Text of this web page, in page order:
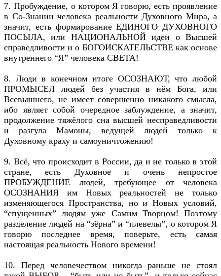
7. Пробуждение, о котором Я говорю, есть проявление
в Со-Знании человека реальности Духовного Мира, а
значит, есть формирование ЕДИНОГО ДУХОВНОГО
ПОСЫЛА, или НАЦИОНАЛЬНОЙ идеи о Высшей
справедливости и о БОГОИСКАТЕЛЬСТВЕ как основе
внутреннего “Я” человека СВЕТА!
8. Люди в конечном итоге ОСОЗНАЮТ, что любой
ПРОМЫСЕЛ людей без участия в нём Бога, или
Всевышнего, не имеет совершенно никакого смысла,
ибо являет собой очередное заблуждение, а значит,
продолжение тяжёлого сна высшей несправедливости
и разгула Мамоны, ведущей людей только к
Духовному краху и самоуничтожению!
9. Всё, что происходит в России, да и не только в этой
стране, есть Духовное и очень непростое
ПРОБУЖДЕНИЕ людей, требующее от человека
ОСОЗНАНИЯ им Новых реальностей не только
изменяющегося Пространства, но и Новых условий,
“спущенных” людям уже Самим Творцом! Поэтому
разделение людей на “зёрна” и “плевелы”, о котором Я
говорю последнее время, поверьте, есть самая
настоящая реальность Нового времени!
10. Перед человечеством никогда раньше не стоял